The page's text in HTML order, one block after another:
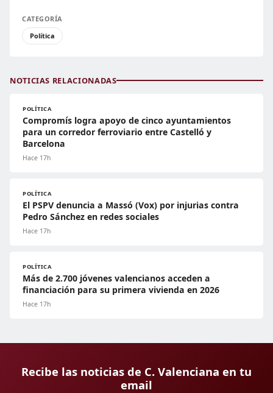
CATEGORÍA
Política
NOTICIAS RELACIONADAS
POLÍTICA
Compromís logra apoyo de cinco ayuntamientos
para un corredor ferroviario entre Castelló y
Barcelona
Hace 17h
POLÍTICA
El PSPV denuncia a Massó (Vox) por injurias contra
Pedro Sánchez en redes sociales
Hace 17h
POLÍTICA
Más de 2.700 jóvenes valencianos acceden a
financiación para su primera vivienda en 2026
Hace 17h
Recibe las noticias de C. Valenciana en tu
email